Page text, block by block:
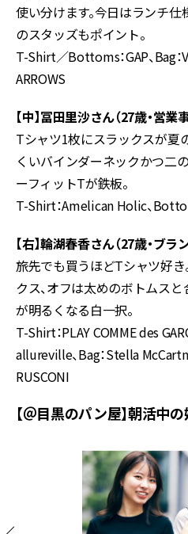
使い分けます。今日はランチ
のスタッズもポイント。
T-Shirt／Bottoms：GAP、Bag
ARROWS
【中】冨田里沙さん（27歳・営業
Tシャツ1枚にスラックスが夏
くいバインダーネックかつ二
ーフィットTが鉄板。
T-Shirt：Amelican Holic、
【右】輪湖春香さん（27歳・ブ
旅先でも買うほどTシャツ好き
クス、オフは太めのボトムス
が明るくなる白一択。
T-Shirt：PLAY COMME des
allureville、Bag：Stella
RUSCONI
【＠目黒のパン屋】朝活中